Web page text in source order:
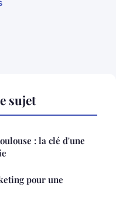
sujet
: la clé d'une
pour une